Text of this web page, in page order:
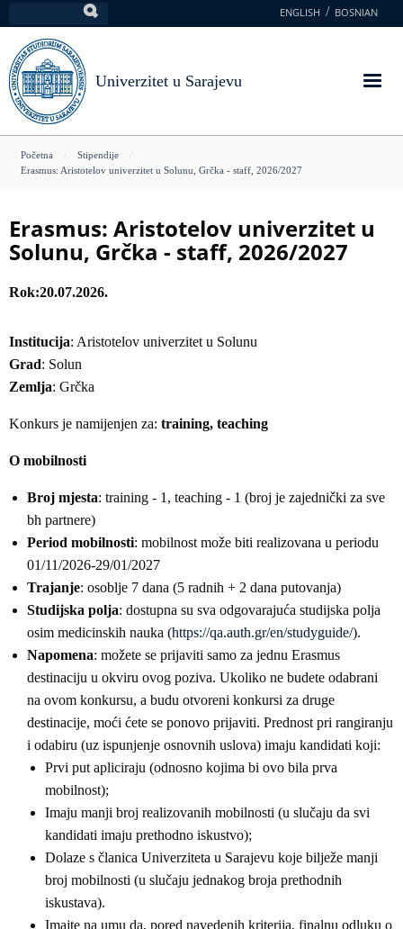
na
glavni
sadržaj
ENGLISH BOSNIAN
Univerzitet u Sarajevu
You
Početna
Stipendije
Erasmus: Aristotelov univerzitet u Solunu, Grčka - staff, 2026/2027
Erasmus: Aristotelov univerzitet u
Solunu, Grčka - staff, 2026/2027
Rok 20.07.2026.
Institucija: Aristotelov univerzitet u Solunu
Grad: Solun
Zemlja: Grčka
Konkurs je namijenjen za: training, teaching
O mobilnosti
Broj mjesta: training - 1, teaching - 1 (broj je zajednički za sve
bh partnere)
Period mobilnosti: mobilnost može biti realizovana u periodu
01/11/2026-29/01/2027
Trajanje: osoblje 7 dana (5 radnih + 2 dana putovanja)
Studijska polja: dostupna su sva odgovarajuća studijska polja
osim medicinskih nauka (https://qa.auth.gr/en/studyguide/).
Napomena: možete se prijaviti samo za jednu Erasmus
destinaciju u okviru ovog poziva. Ukoliko ne budete odabrani
na ovom konkursu, a budu otvoreni konkursi za druge
destinacije, moći ćete se ponovo prijaviti. Prednost pri rangiranju
i odabiru (uz ispunjenje osnovnih uslova) imaju kandidati koji:
Prvi put apliciraju (odnosno kojima bi ovo bila prva
mobilnost);
Imaju manji broj realizovanih mobilnosti (u slučaju da svi
kandidati imaju prethodno iskustvo);
Dolaze s članica Univerziteta u Sarajevu koje bilježe manji
broj mobilnosti (u slučaju jednakog broja prethodnih
iskustava).
Imajte na umu da, pored navedenih kriterija, finalnu odluku o